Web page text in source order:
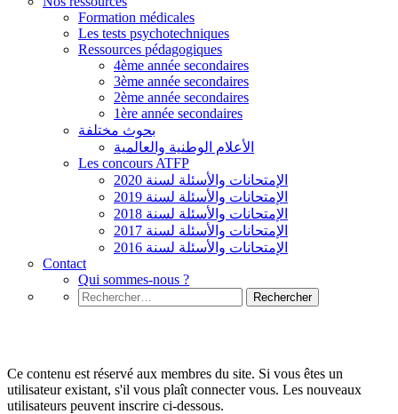
Formation médicales
Les tests psychotechniques
Ressources pédagogiques
4ème année secondaires
3ème année secondaires
2ème année secondaires
1ère année secondaires
بحوث مختلفة
الأعلام الوطنية والعالمية
Les concours ATFP
الإمتحانات والأسئلة لسنة 2020
الإمتحانات والأسئلة لسنة 2019
الإمتحانات والأسئلة لسنة 2018
الإمتحانات والأسئلة لسنة 2017
الإمتحانات والأسئلة لسنة 2016
Contact
Qui sommes-nous ?
Rechercher :
Ce contenu est réservé aux membres du site. Si vous êtes un
utilisateur existant, s'il vous plaît connecter vous. Les nouveaux
utilisateurs peuvent inscrire ci-dessous.